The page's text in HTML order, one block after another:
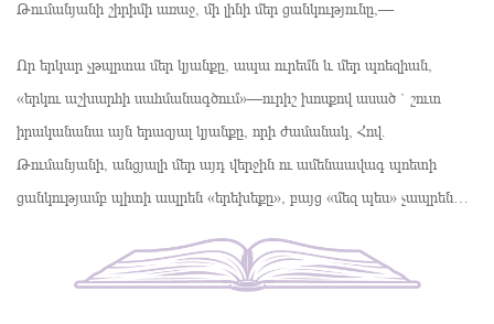
Թումանյանի շիրիմի առաջ, մի լինի մեր ցանկությունը,—
Որ երկար չթպրտա մեր կյանքը, ապա ուրեմն և մեր պոեզիան,
«երկու աշխարհի սահմանագծում»—ուրիշ խոսքով ասած ` շուտ
իրականանա այն երազյալ կյանքը, որի ժամանակ, Հով.
Թումանյանի, անցյալի մեր այդ վերջին ու ամենաավագ պոետի
ցանկությամբ պիտի ապրեն «երեխեքը», բայց «մեզ պես» չապրեն…